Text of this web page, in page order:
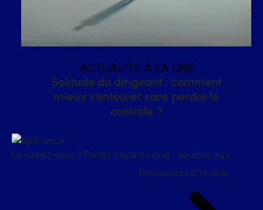
ACTUALITÉ À LA UNE
Solitude du dirigeant : comment
mieux s’entourer sans perdre le
contrôle ?
Le saviez-vous ? Fonds Impact Local - Soutien aux
Découvrez cette aide